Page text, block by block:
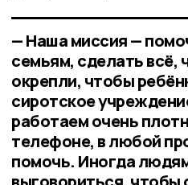
— Наша миссия —
семьям, сделать всё,
окрепли, чтобы
сиротское
работаем очень
телефоне, в любой
помочь. Иногда